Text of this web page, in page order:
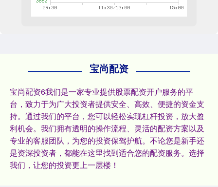
宝尚配资
宝尚配资6我们是一家专业提供股票配资开户服务的平
台，致力于为广大投资者提供安全、高效、便捷的资金支
持。通过我们的平台，您可以轻松实现杠杆投资，放大盈
利机会。我们拥有透明的操作流程、灵活的配资方案以及
专业的客服团队，为您的投资保驾护航。不论您是新手还
是资深投资者，都能在这里找到适合您的配资服务。选择
我们，让您的投资更上一层楼！